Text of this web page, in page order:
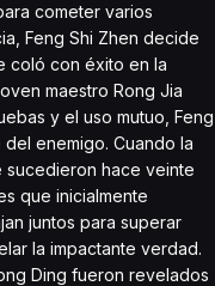
cometer varios
Feng Shi Zhen decide
coló con éxito en la
maestro Rong Jia
y el uso mutuo, Feng
enemigo. Cuando la
sucedieron hace veinte
que inicialmente
juntos para superar
la impactante verdad.
Ding fueron revelados